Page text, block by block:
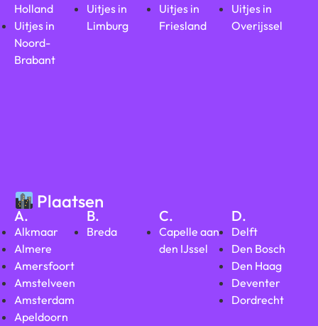
Holland
Uitjes in
Noord-
Brabant
Uitjes in
Limburg
Uitjes in
Friesland
Uitjes in
Overijssel
Plaatsen
A.
Alkmaar
Almere
Amersfoort
Amstelveen
Amsterdam
Apeldoorn
B.
Breda
C.
Capelle aan
den IJssel
D.
Delft
Den Bosch
Den Haag
Deventer
Dordrecht